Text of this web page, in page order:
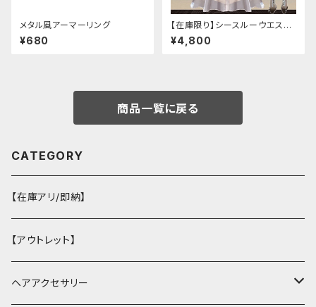
メタル風アーマーリング
¥680
【在庫限り】シースルーウエスト
ベルトワンピースセットアップ（ラ
イトピンク：Lサイズ
¥4,800
商品一覧に戻る
CATEGORY
【在庫アリ/即納】
【アウトレット】
ヘアアクセサリー